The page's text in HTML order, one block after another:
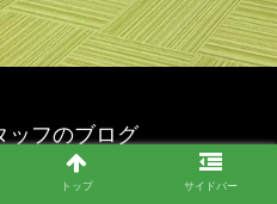
ッフのブログ
タッフのブログ.
トップ サイドバー